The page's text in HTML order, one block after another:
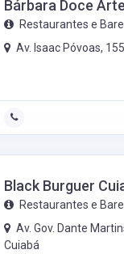
Bárbara Doce Arte
Restaurantes e
Av. Isaac Póvoas,
Black Burguer
Restaurantes e
Av. Gov. Dante
Cuiabá